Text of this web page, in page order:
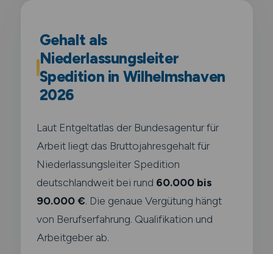
Gehalt als
Niederlassungsleiter
Spedition in Wilhelmshaven
2026
Laut Entgeltatlas der Bundesagentur für
Arbeit liegt das Bruttojahresgehalt für
Niederlassungsleiter Spedition
deutschlandweit bei rund 60.000 bis
90.000 €. Die genaue Vergütung hängt
von Berufserfahrung. Qualifikation und
Arbeitgeber ab.